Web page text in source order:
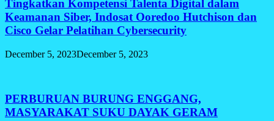
Tingkatkan Kompetensi Talenta Digital dalam
Keamanan Siber, Indosat Ooredoo Hutchison dan
Cisco Gelar Pelatihan Cybersecurity
December 5, 2023December 5, 2023
PERBURUAN BURUNG ENGGANG,
MASYARAKAT SUKU DAYAK GERAM